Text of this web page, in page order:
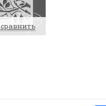
сравнить